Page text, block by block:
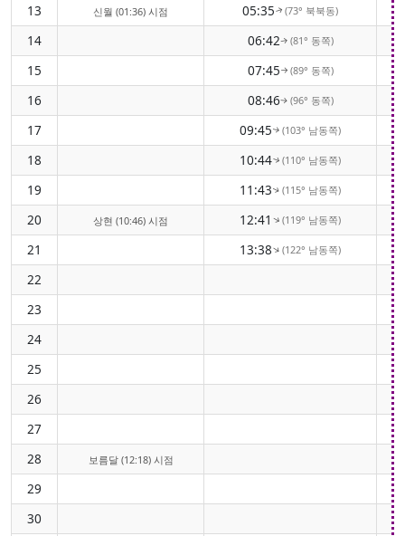
13 신월 (01:36) 시점 05:35↑(73° 북북동)
14 06:42↑(81° 동쪽)
15 07:45↑ (89° 동쪽)
16 08:46↑ (96° 동쪽)
17 09:45↑(103° 남동쪽)
18 10:44↑(110° 남동쪽)
19 11:43↑(115° 남동쪽)
20 상현 (10:46) 시점 12:41 ↑(119° 남동쪽)
21 13:38↑(122° 남동쪽)
22
23
24
25
26
27
28
보름달 (12:18) 시점
29
30